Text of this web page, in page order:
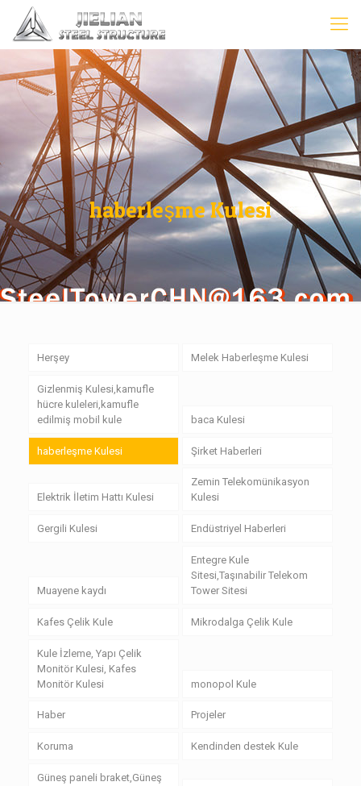
haberleşme Kulesi
Herşey Melek Haberleşme Kulesi
Gizlenmiş Kulesi,kamufle
hücre kuleleri,kamufle
edilmiş mobil kule
baca Kulesi
haberleşme Kulesi Şirket Haberleri
Elektrik İletim Hattı Kulesi
Zemin Telekomünikasyon
Kulesi
Gergili Kulesi Endüstriyel Haberleri
Muayene kaydı
Entegre Kule
Sitesi,Taşınabilir Telekom
Tower Sitesi
Kafes Çelik Kule Mikrodalga Çelik Kule
Kule İzleme, Yapı Çelik
Monitör Kulesi, Kafes
Monitör Kulesi
monopol Kule
Haber Projeler
Koruma Kendinden destek Kule
Güneş paneli braket,Güneş